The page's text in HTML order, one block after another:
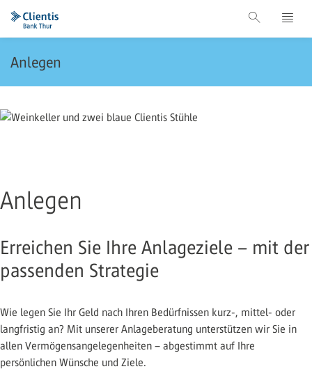
Anlegen
Anlegen
Erreichen Sie Ihre Anlageziele – mit der
passenden Strategie
Wie legen Sie Ihr Geld nach Ihren Bedürfnissen kurz-, mittel- oder
langfristig an? Mit unserer Anlageberatung unterstützen wir Sie in
allen Vermögensangelegenheiten – abgestimmt auf Ihre
persönlichen Wünsche und Ziele.